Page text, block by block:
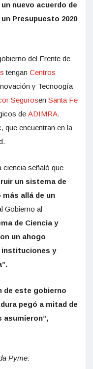
nuevo acuerdo de
Presupuesto 2020
del Frente de
tengan Centros
y Tecnoogía
Segurosen Santa Fe
de ADIMRA.
que encuentran en la
ciencia señaló que
un sistema de
allá de un
Gobierno al
de Ciencia y
un ahogo
instituciones y
de este gobierno
pegó a mitad de
asumieron”,
Pyme: